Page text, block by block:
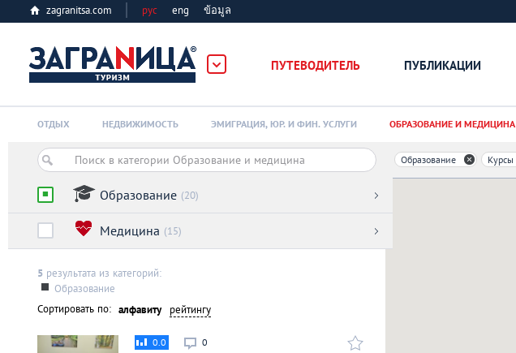
zagranitsa.com рус eng ข้อมูล
ПУТЕВОДИТЕЛЬ ПУБЛИКАЦИИ
Алматы
Астана
ОТДЫХ НЕДВИЖИМОСТЬ ЭМИГРАЦИЯ, ЮР. И ФИН. УСЛУГИ ОБРАЗОВАНИЕ И МЕДИЦИНА
Образование (20)
Медицина (15)
5 результата из категорий:
Образование
Сортировать по: алфавиту рейтингу
0
0.0
Образование Курсы